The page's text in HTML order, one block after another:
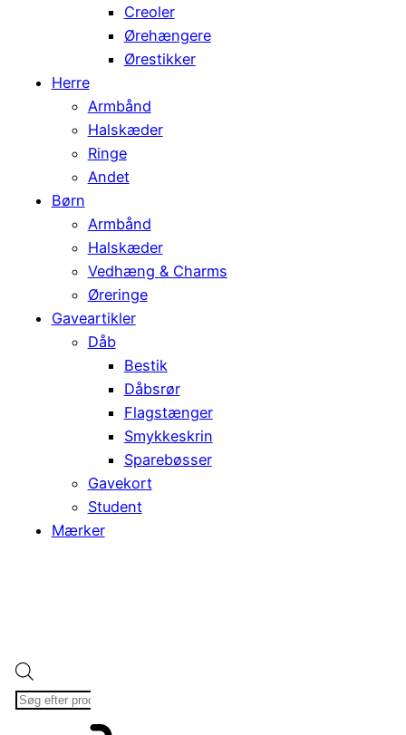
Creoler
Ørehængere
Ørestikker
Herre
Armbånd
Halskæder
Ringe
Andet
Børn
Armbånd
Halskæder
Vedhæng & Charms
Øreringe
Gaveartikler
Dåb
Bestik
Dåbsrør
Flagstænger
Smykkeskrin
Sparebøsser
Gavekort
Student
Mærker
search